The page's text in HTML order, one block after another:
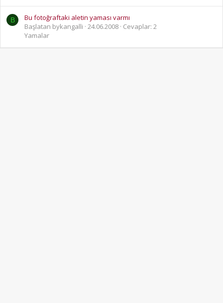
B
Bu fotoğraftaki aletin yaması varmı
Başlatan bykangalli 24.06.2008 Cevaplar: 2
Yamalar